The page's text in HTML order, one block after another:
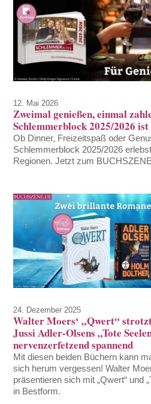
12. Mai 2026
Zweimal genießen, einmal
Schlemmerblock 2025/2026
Ob Dinner, Freizeitspaß oder
Schlemmerblock 2025/2026
Regionen. Jetzt zum
24. Dezember 2025
Walter Moers‘ „Qwert“
Jussi Adler-Olsens „Tote
nervenzerfetzend spannend
Mit diesen beiden Büchern kann
sich herum vergessen! Walter
präsentieren sich mit „Qwert“ und
in Bestform.